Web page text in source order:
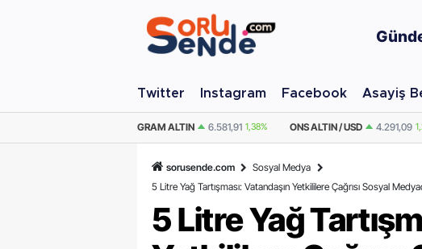
Twitter Instagram Facebook Asayiş
ONS ALTIN / USD 4.291,09 1,21% ÇEYREK ALTIN
sorusende.com
Sosyal Medya
5 Litre Yağ Tartışması: Vatandaşın Yetkililere Çağrısı Sosyal
5 Litre Yağ